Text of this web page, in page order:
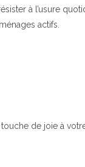
à l’usure
actifs.
de joie à